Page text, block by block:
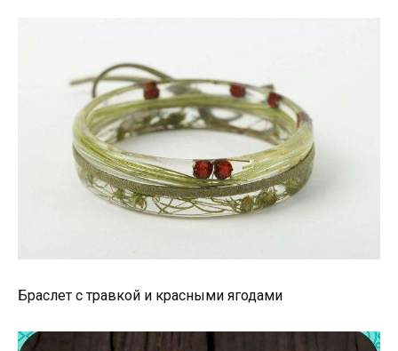
Браслет с травкой и красными ягодами